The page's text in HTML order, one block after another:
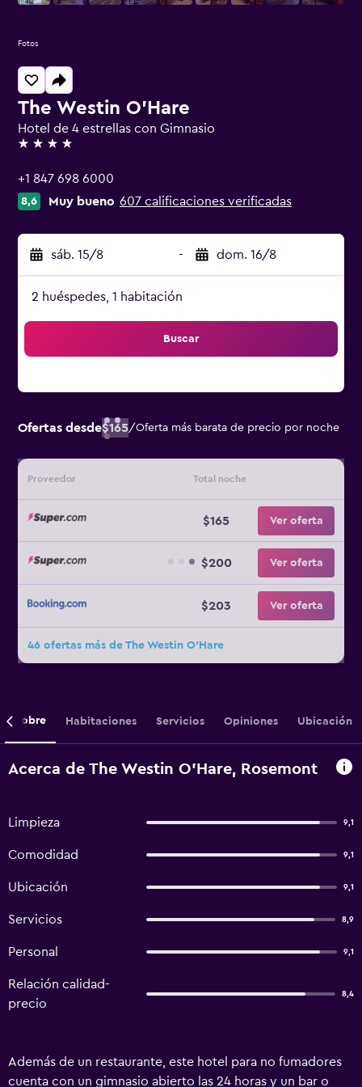
The Westin O'Hare
Hotel de 4 estrellas con Gimnasio
4 estrellas
+1 847 698 6000
8,6 Muy bueno 607 calificaciones verificadas
sáb. 15/8 - dom. 16/8
2 huéspedes, 1 habitación
Buscar
Ofertas desde$165/Oferta más barata de precio por noche
Proveedor Total noche
$165 Ver oferta
$200 Ver oferta
$203 Ver oferta
46 ofertas más de The Westin O'Hare
Fotos
Sobre Habitaciones Servicios Opiniones Ubicación
Acerca de The Westin O'Hare, Rosemont
Limpieza 9,1
Comodidad 9,1
Ubicación 9,1
Servicios 8,9
Personal 9,1
Relación calidad-
precio
8,4
Además de un restaurante, este hotel para no fumadores
cuenta con un gimnasio abierto las 24 horas y un bar o